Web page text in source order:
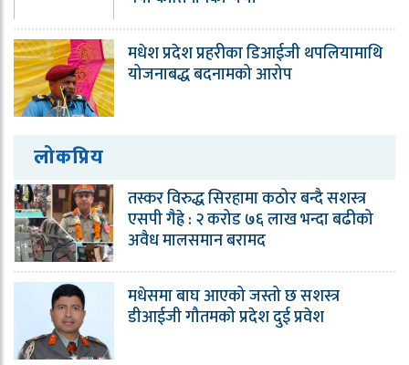
मधेश प्रदेश प्रहरीका डिआईजी थपलियामाथि
योजनाबद्ध बदनामको आरोप
लोकप्रिय
तस्कर विरुद्ध सिरहामा कठोर बन्दै सशस्त्र
एसपी गैह्रे : २ करोड ७६ लाख भन्दा बढीको
अवैध मालसमान बरामद
मधेसमा बाघ आएको जस्तो छ सशस्त्र
डीआईजी गौतमको प्रदेश दुई प्रवेश